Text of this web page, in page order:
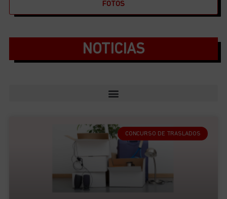
FOTOS
NOTICIAS
CONCURSO DE TRASLADOS